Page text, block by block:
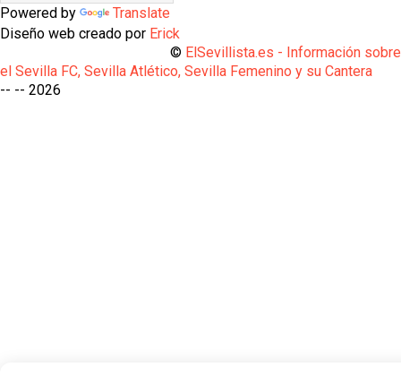
Powered by
Translate
Diseño web creado por Erick
© ElSevillista.es - Información sobre
el Sevilla FC, Sevilla Atlético, Sevilla Femenino y su Cantera
-- -- 2026